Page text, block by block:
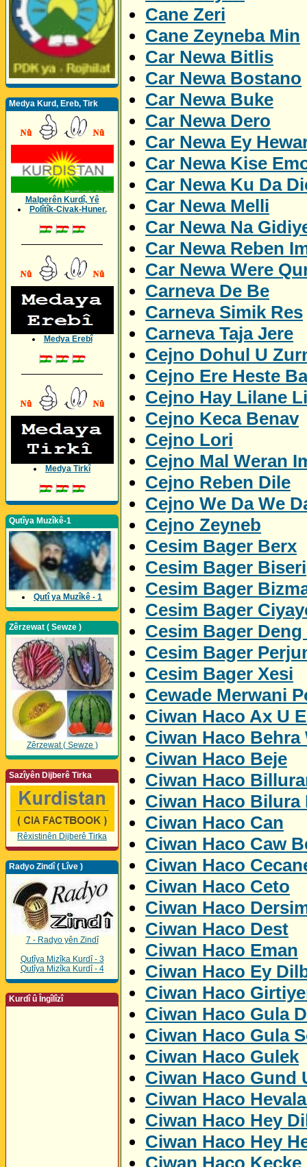
Medya Kurd, Ereb, Tirk
Malperên Kurdî, Yê
Polîtîk-Civak-Huner.
Medya Erebî
Medya Tirkî
Qutîya Muzîkê-1
Qutî ya Muzîkê - 1
Zêrzewat ( Sewze )
Zêrzewat ( Sewze )
Sazîyên Dijberê Tirka
Rêxistinên Dijberê Tirka
Radyo Zindî ( Lîve )
7 - Radyo yên Zindî
Qutîya Mizîka Kurdî - 3
Qutîya Mizîka Kurdî - 4
Kurdî û Îngîlîzî
Cane Zeri
Cane Zeyneba Min
Car Newa Bitlis
Car Newa Bostano
Car Newa Buke
Car Newa Dero
Car Newa Ey
Car Newa Kise
Car Newa Ku Da
Car Newa Melli
Car Newa Na
Car Newa Reben
Car Newa Were
Carneva De Be
Carneva Simik Res
Carneva Taja Jere
Cejno Dohul U
Cejno Ere Heste
Cejno Hay Lilane
Cejno Keca Benav
Cejno Lori
Cejno Mal Weran
Cejno Reben Dile
Cejno We Da We
Cejno Zeyneb
Cesim Bager Berx
Cesim Bager Biseri
Cesim Bager
Cesim Bager
Cesim Bager
Cesim Bager
Cesim Bager Xesi
Cewade Merwani
Ciwan Haco Ax U
Ciwan Haco Behra
Ciwan Haco Beje
Ciwan Haco
Ciwan Haco Bilura
Ciwan Haco Can
Ciwan Haco Caw
Ciwan Haco
Ciwan Haco Ceto
Ciwan Haco
Ciwan Haco Dest
Ciwan Haco Eman
Ciwan Haco Ey
Ciwan Haco
Ciwan Haco Gula
Ciwan Haco Gula
Ciwan Haco Gulek
Ciwan Haco Gund
Ciwan Haco
Ciwan Haco Hey
Ciwan Haco Hey
Ciwan Haco Kecke